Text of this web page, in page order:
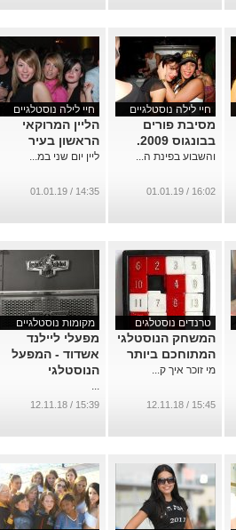
חיי לילה נוסטלגיים
מסיבת פורים
בבונגוס 2009.
והשבוע בפינת ה...
16:02 / 01.01.19
חיי לילה נוסטלגיים
הליין המרוקאי
הראשון בעיר
ליין יום שני במ...
14:35 / 01.01.19
טרנדים נוסטלגים
המשחק הנוסטלגי
המתוחכם ביותר
מי זוכר איך ק...
15:45 / 12.11.18
מקומות נוסטלגיים
מפעלי ליילנד
אשדוד - המפעל
הנוסטלגי
...
15:39 / 12.11.18